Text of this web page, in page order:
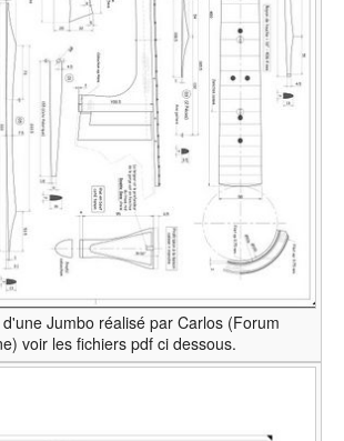
Jumbo réalisé par Carlos (Forum
voir les fichiers pdf ci dessous.